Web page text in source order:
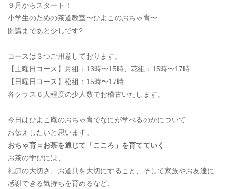
９月からスタート！
小学生のための茶道教室〜ひよこのおちゃ育〜
開講まであと少しです?
コースは３つご用意しております。
【土曜日コース】月組：13時〜15時、花組：15時〜17時
【日曜日コース】松組：15時〜17時
各クラス６人程度の少人数でお稽古いたします。
今日はひよこ庵のおちゃ育でなにが学べるのかについて
お伝えしたいと思います。
おちゃ育＝お茶を通じて「こころ」を育てていく
お茶の学びには、
礼節の大切さ、お道具を大切にすること、そして家族やお友達に
感謝できる気持ちを育めるなど、